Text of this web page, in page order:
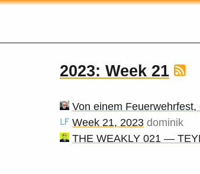
2023: Week 21
Von einem
Week 21, 2023 dominik
THE WEAKLY 021 —